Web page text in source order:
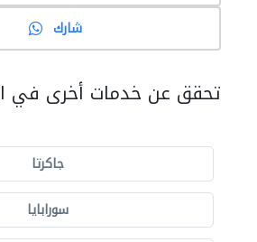
شارك
تحقق عن خدمات أخرى في
جاكرتا
سورابايا